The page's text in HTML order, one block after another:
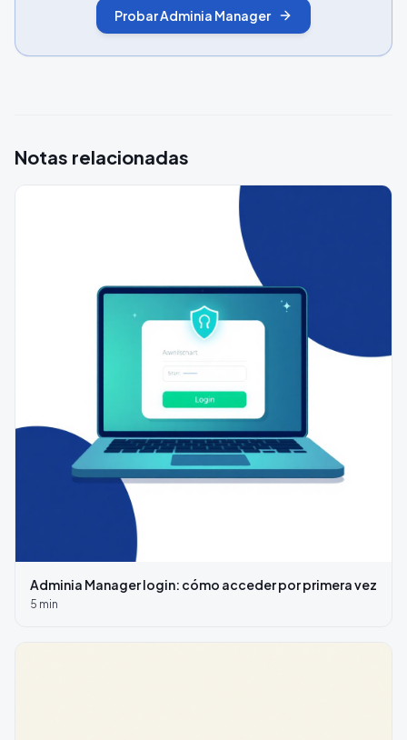
Probar Adminia Manager
Notas relacionadas
Adminia Manager login: cómo acceder por primera vez
5 min